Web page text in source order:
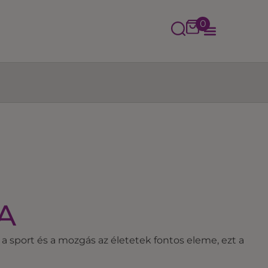
0
sport és a mozgás az életetek fontos eleme, ezt a